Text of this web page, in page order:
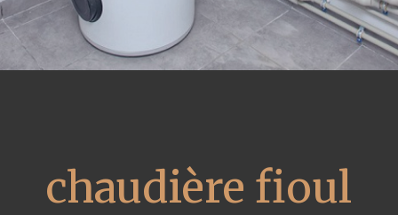
chaudière fioul